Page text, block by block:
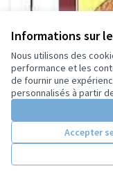
Informations sur
Nous utilisons des
performance et les
de fournir une
personnalisés à partir
Accepter